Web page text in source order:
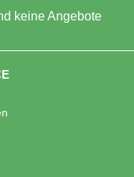
keine Angebote